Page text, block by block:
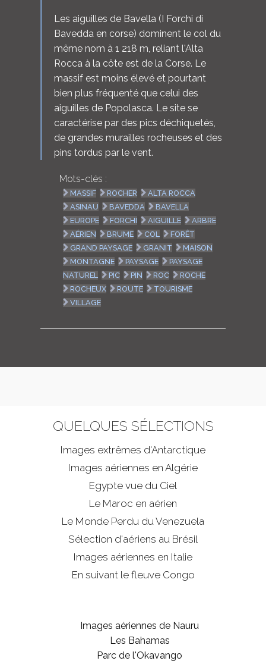
Les aiguilles de Bavella (I Forchi di
Bavedda en corse) dominent le col du
même nom à 1 218 m, reliant l'Alta
Rocca à la côte est de la Corse. Le
massif est moins élevé et pourtant
bien plus fréquenté que celui des
aiguilles de Popolasca. Le site se
caractérise par des pics déchiquetés,
de grandes murailles rocheuses et des
pins tordus par le vent.
Mots-clés :
MASSIF ROCHER
ALTA ROCCA
ASINAU
BAVEDDA
BAVELLA
EUROPE
FORCHI AIGUILLE
ARBRE
AÉRIEN
BRUME COL
FORÊT
GRAND PAYSAGE
GRANIT
MAISON
MONTAGNE
PAYSAGE
PAYSAGE
NATUREL
PIC PIN ROC
ROCHE
ROCHEUX
ROUTE
TOURISME
VILLAGE
QUELQUES SÉLECTIONS
Images extrêmes d'Antarctique
Images aériennes en Algérie
Egypte vue du Ciel
Le Maroc en aérien
Le Monde Perdu du Venezuela
Sélection d'aériens au Brésil
Images aériennes en Italie
En suivant le fleuve Congo
Images aériennes de Nauru
Les Bahamas
Parc de l'Okavango